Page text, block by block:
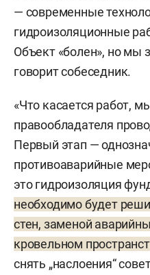
— современные
гидроизоляционные
Объект «болен», но мы
говорит собеседник.
«Что касается работ,
правообладателя
Первый этап —
противоаварийные
это гидроизоляция
необходимо будет
стен, заменой
кровельном
снять „наслоения“